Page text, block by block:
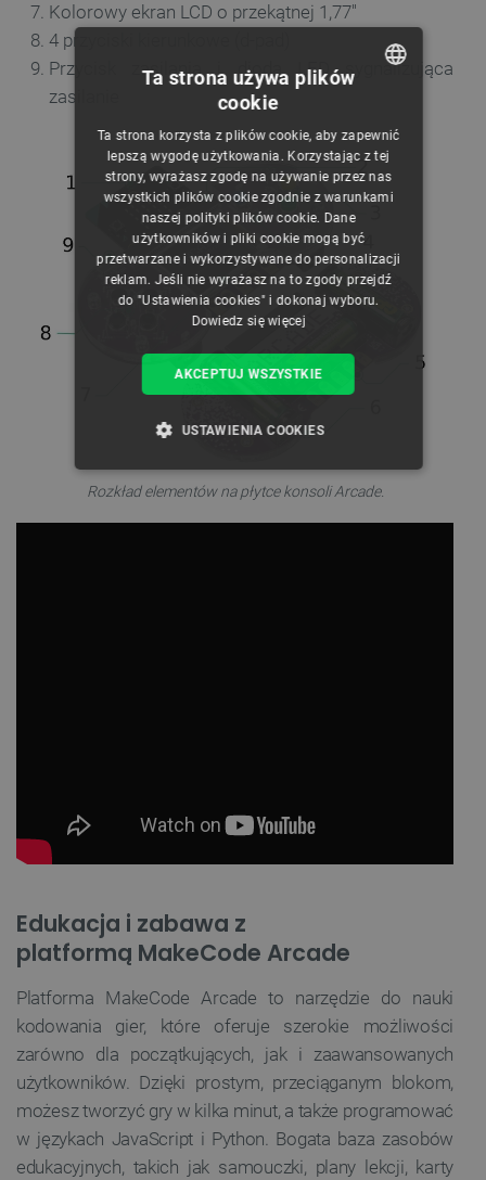
Kolorowy ekran LCD o przekątnej 1,77''
4 przyciski kierunkowe (d-pad)
Przycisk zasilania i dioda LED sygnalizująca
zasilanie
Rozkład elementów na płytce konsoli Arcade.
Edukacja i zabawa z
platformą MakeCode Arcade
Platforma MakeCode Arcade to narzędzie do nauki
kodowania gier, które oferuje szerokie możliwości
zarówno dla początkujących, jak i zaawansowanych
użytkowników. Dzięki prostym, przeciąganym blokom,
możesz tworzyć gry w kilka minut, a także programować
w językach JavaScript i Python. Bogata baza zasobów
edukacyjnych, takich jak samouczki, plany lekcji, karty
CZECH
ENGLISH
GERMAN
Ta strona używa plików
cookie
Ta strona korzysta z plików cookie, aby zapewnić
lepszą wygodę użytkowania. Korzystając z tej
strony, wyrażasz zgodę na używanie przez nas
wszystkich plików cookie zgodnie z warunkami
naszej polityki plików cookie. Dane
użytkowników i pliki cookie mogą być
przetwarzane i wykorzystywane do personalizacji
reklam. Jeśli nie wyrażasz na to zgody przejdź
do "Ustawienia cookies" i dokonaj wyboru.
Dowiedz się więcej
AKCEPTUJ WSZYSTKIE
USTAWIENIA COOKIES
prawidłowo korzystać ze strony internetowej.
Nazwa
_lb .botland.com.pl